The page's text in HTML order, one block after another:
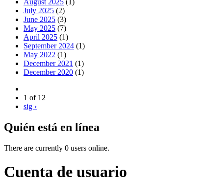
July 2025 (2)
June 2025 (3)
May 2025 (7)
April 2025 (1)
September 2024 (1)
May 2022 (1)
December 2021 (1)
December 2020 (1)
1 of 12
sig ›
Quién está en línea
There are currently 0 users online.
Cuenta de usuario